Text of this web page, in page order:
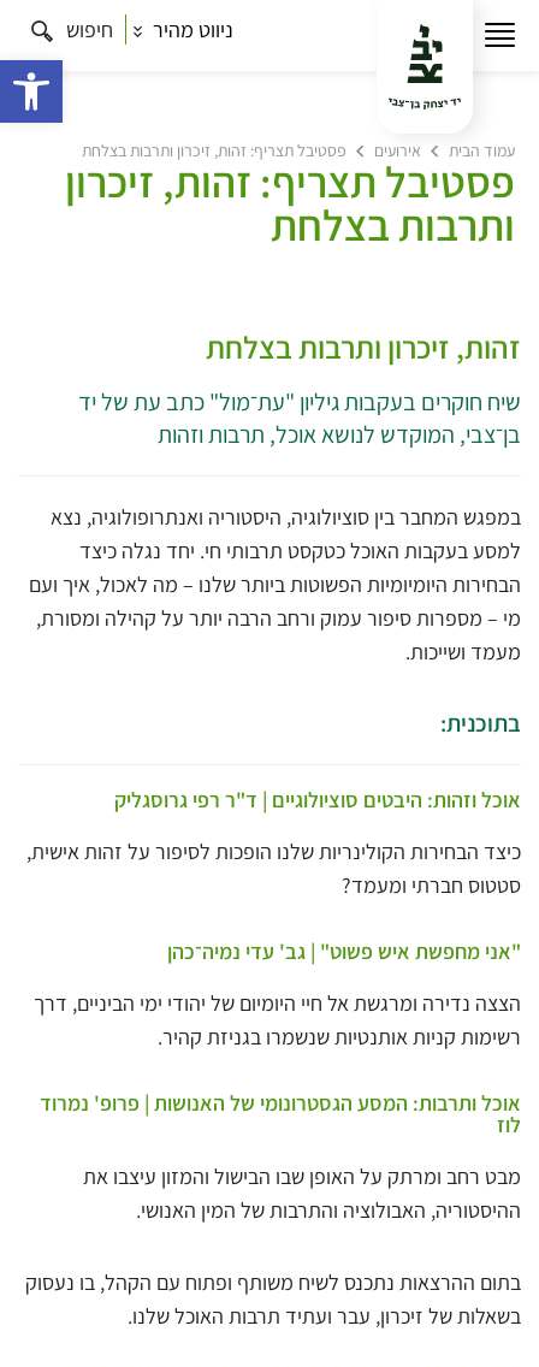
ניווט מהיר חיפוש
עמוד הבית אירועים פסטיבל תצריף: זהות, זיכרון ותרבות בצלחת
פסטיבל תצריף: זהות, זיכרון
ותרבות בצלחת
זהות, זיכרון ותרבות בצלחת
שיח חוקרים בעקבות גיליון "עת־מול" כתב עת של יד
בן־צבי, המוקדש לנושא אוכל, תרבות וזהות
במפגש המחבר בין סוציולוגיה, היסטוריה ואנתרופולוגיה, נצא
למסע בעקבות האוכל כטקסט תרבותי חי. יחד נגלה כיצד
הבחירות היומיומיות הפשוטות ביותר שלנו – מה לאכול, איך ועם
מי – מספרות סיפור עמוק ורחב הרבה יותר על קהילה ומסורת,
מעמד ושייכות.
בתוכנית:
אוכל וזהות: היבטים סוציולוגיים | ד"ר רפי גרוסגליק
כיצד הבחירות הקולינריות שלנו הופכות לסיפור על זהות אישית,
סטטוס חברתי ומעמד?
"אני מחפשת איש פשוט" | גב' עדי נמיה־כהן
הצצה נדירה ומרגשת אל חיי היומיום של יהודי ימי הביניים, דרך
רשימות קניות אותנטיות שנשמרו בגניזת קהיר.
אוכל ותרבות: המסע הגסטרונומי של האנושות | פרופ' נמרוד
לוז
מבט רחב ומרתק על האופן שבו הבישול והמזון עיצבו את
ההיסטוריה, האבולוציה והתרבות של המין האנושי.
בתום ההרצאות נתכנס לשיח משותף ופתוח עם הקהל, בו נעסוק
בשאלות של זיכרון, עבר ועתיד תרבות האוכל שלנו.